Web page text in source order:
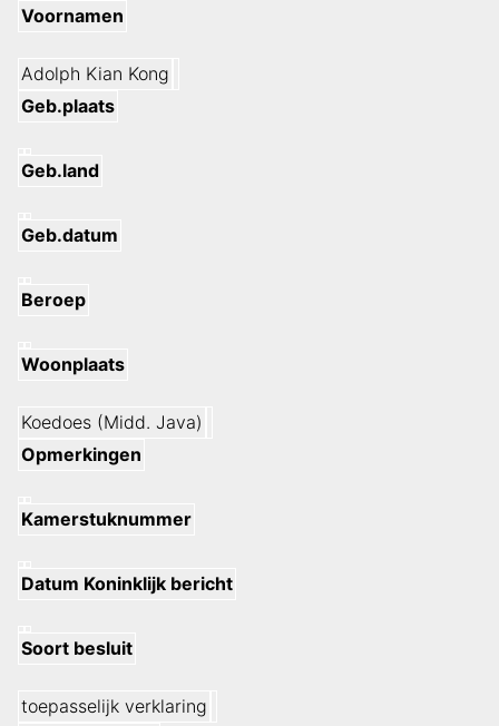
Voornamen
Adolph Kian Kong
Geb.plaats
Geb.land
Geb.datum
Beroep
Woonplaats
Koedoes (Midd. Java)
Opmerkingen
Kamerstuknummer
Datum Koninklijk bericht
Soort besluit
toepasselijk verklaring